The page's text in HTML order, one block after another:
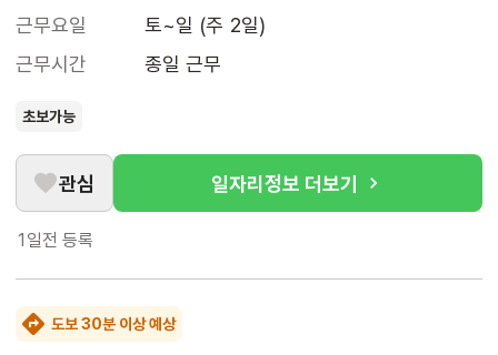
근무요일
토~일 (주 2일)
근무시간
종일 근무
초보가능
관심 일자리정보 더보기
1일전 등록
도보 30분 이상 예상